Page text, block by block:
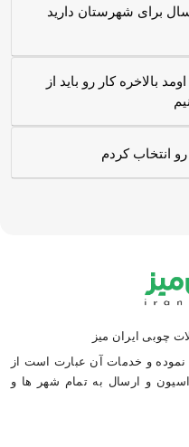
برای شهرستان دارید
بالاخره کار رو باید از
انتخاب کردم
چوبی ایران میز
فعالیت خود را از سال 88 آغاز نموده و خدمات آن عبارت است از
و ارسال به تمام شهر ها و